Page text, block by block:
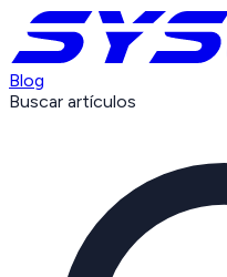
Blog
Buscar artículos